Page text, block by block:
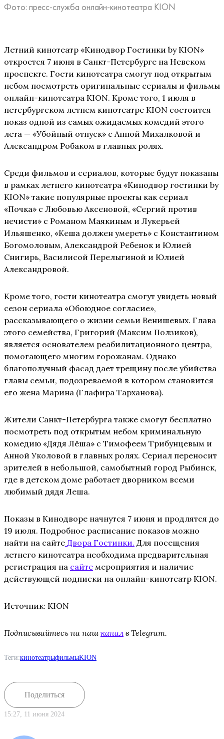
Фото: пресс-служба онлайн-кинотеатра KION
Летний кинотеатр «Кинодвор Гостинки by KION»
откроется 7 июня в Санкт-Петербурге на Невском
проспекте. Гости кинотеатра смогут под открытым
небом посмотреть оригинальные сериалы и фильмы
онлайн-кинотеатра KION. Кроме того, 1 июля в
петербургском летнем кинотеатре KION состоится
показ одной из самых ожидаемых комедий этого
лета — «Убойный отпуск» с Анной Михалковой и
Александром Робаком в главных ролях.
Среди фильмов и сериалов, которые будут показаны
в рамках летнего кинотеатра «Кинодвор гостинки by
KION» такие популярные проекты как сериал
«Почка» с Любовью Аксеновой, «Сергий против
нечисти» с Романом Маякиным и Лукерьей
Ильяшенко, «Кеша должен умереть» с Константином
Богомоловым, Александрой Ребенок и Юлией
Снигирь, Василисой Перелыгиной и Юлией
Александровой.
Кроме того, гости кинотеатра смогут увидеть новый
сезон сериала «Обоюдное согласие»,
рассказывающего о жизни семьи Венишевых. Глава
этого семейства, Григорий (Максим Ползиков),
является основателем реабилитационного центра,
помогающего многим горожанам. Однако
благополучный фасад дает трещину после убийства
главы семьи, подозреваемой в котором становится
его жена Марина (Глафира Тарханова).
Жители Санкт-Петербурга также смогут бесплатно
посмотреть под открытым небом криминальную
комедию «Дядя Лёша» с Тимофеем Трибунцевым и
Анной Уколовой в главных ролях. Сериал переносит
зрителей в небольшой, самобытный город Рыбинск,
где в детском доме работает дворником всеми
любимый дядя Леша.
Показы в Кинодворе начнутся 7 июня и продлятся до
19 июля. Подробное расписание показов можно
найти на сайте Двора Гостинки. Для посещения
летнего кинотеатра необходима предварительная
регистрация на сайте мероприятия и наличие
действующей подписки на онлайн-кинотеатр KION.
Источник: KION
Подписывайтесь на наш канал в Telegram.
Теги:кинотеатрыфильмыKION
Поделиться
15:27, 11 июня 2024